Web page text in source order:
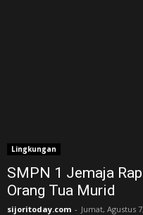
Lingkungan
SMPN 1 Jemaja
Orang Tua Murid ‎
sijoritoday.com - Jumat, Agustus